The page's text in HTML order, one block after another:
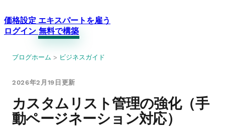
価格設定 エキスパートを雇う
ログイン 無料で構築
ブログホーム > ビジネスガイド
2026年2月19日更新
カスタムリスト管理の強化（手
動ページネーション対応）